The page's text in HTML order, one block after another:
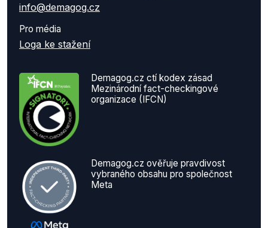
info@demagog.cz
Pro média
Loga ke stažení
Demagog.cz ctí kodex zásad
Mezinárodní fact-checkingové
organizace (IFCN)
Demagog.cz ověřuje pravdivost
vybraného obsahu pro společnost
Meta